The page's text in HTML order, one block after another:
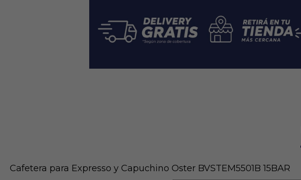
Cafetera para Expresso y Capuchino Oster BVSTEM5501B 15BAR